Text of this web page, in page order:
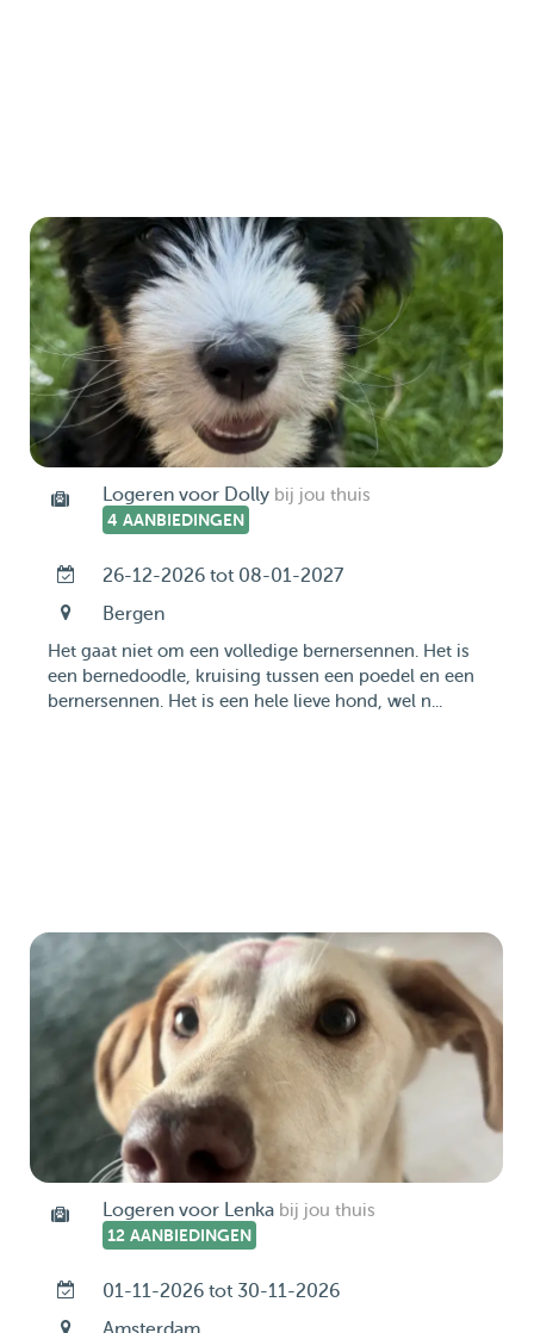
Logeren voor Dolly bij jou thuis
4 AANBIEDINGEN
26-12-2026 tot 08-01-2027
Bergen
Het gaat niet om een volledige bernersennen. Het is
een bernedoodle, kruising tussen een poedel en een
bernersennen. Het is een hele lieve hond, wel n...
Logeren voor Lenka bij jou thuis
12 AANBIEDINGEN
01-11-2026 tot 30-11-2026